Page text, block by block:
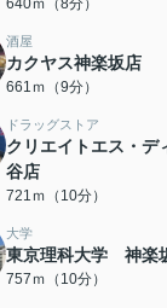
640ｍ（8分）
酒屋
カクヤス神楽坂店
661ｍ（9分）
ドラッグストア
クリエイトエス・デ
谷店
721ｍ（10分）
大学
東京理科大学 神楽
757ｍ（10分）